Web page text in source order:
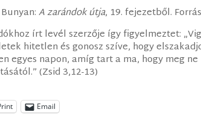
Bunyan:A zarándok útja, 19. fejezetből.
írt levél szerzője így figyelmeztet:
hitetlen és gonosz szíve, hogy
egyes napon, amíg tart a ma, hogy meg
(Zsid 3,12-13)
Email